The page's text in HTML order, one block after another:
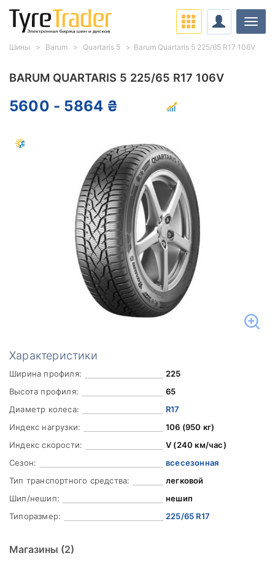
BARUM QUARTARIS 5 225/65 R17 106V
5600 - 5864 ₴
Характеристики
Ширина профиля:
225
Высота профиля:
65
Диаметр колеса:
R17
Индекс нагрузки:
106 (950 кг)
Индекс скорости:
V (240 км/час)
Сезон:
всесезонная
Тип транспортного средства:
легковой
Шип/нешип:
нешип
Типоразмер:
225/65 R17
Магазины (2)
Шины Barum Quartaris 5 Barum Quartaris 5 225/65 R17 106V